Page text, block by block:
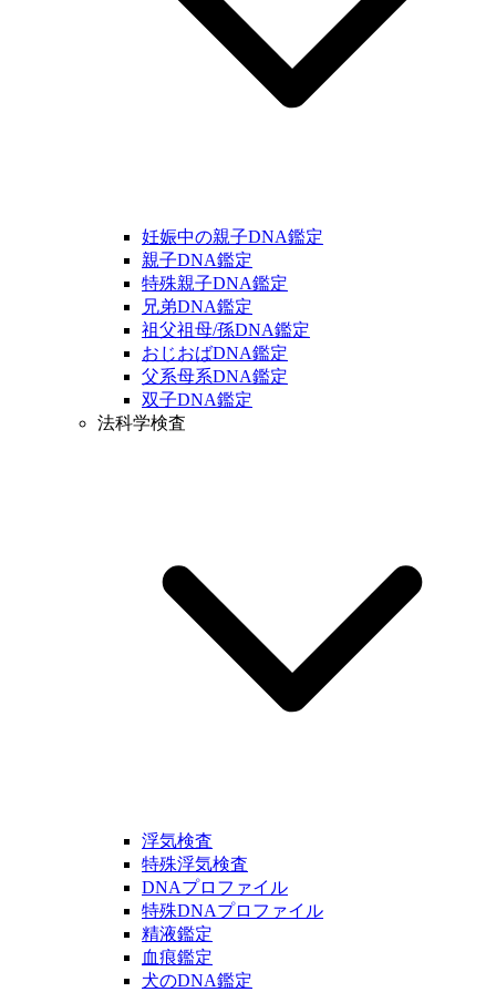
妊娠中の親子DNA鑑定
親子DNA鑑定
特殊親子DNA鑑定
兄弟DNA鑑定
祖父祖母/孫DNA鑑定
おじおばDNA鑑定
父系母系DNA鑑定
双子DNA鑑定
法科学検査
浮気検査
特殊浮気検査
DNAプロファイル
特殊DNAプロファイル
精液鑑定
血痕鑑定
犬のDNA鑑定